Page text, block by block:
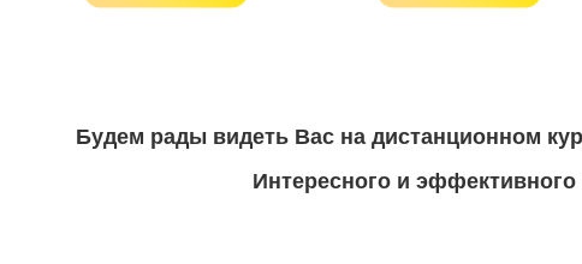
Будем рады видеть Вас на дистанционном
Интересного и